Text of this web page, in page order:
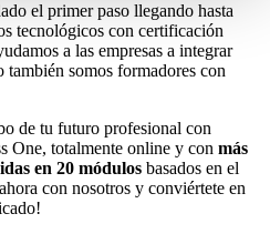
el primer paso llegando hasta
tecnológicos con certificación
a las empresas a integrar
somos formadores con
de tu futuro profesional con
One, totalmente online y con más
en 20 módulos basados en el
con nosotros y conviértete en